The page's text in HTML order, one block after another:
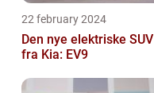
22 february 2024
Den nye elektriske SUV
fra Kia: EV9